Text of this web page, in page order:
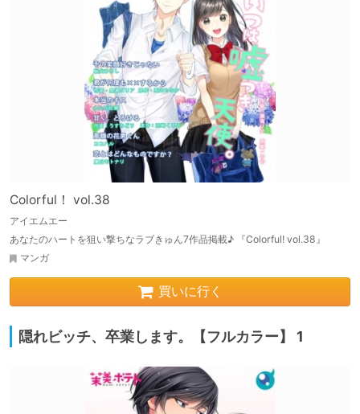
Colorful！ vol.38
アイエムエー
あなたのハートを狙い撃ちなラブきゅん7作品掲載♪ 『Colorful! vol.38』
マンガ
買いに行く
隠れビッチ、卒業します。【フルカラー】 1